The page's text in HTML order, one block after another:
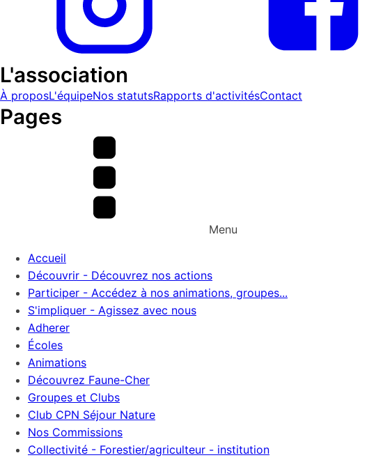
L'association
À proposL'équipeNos statutsRapports d'activitésContact
Pages
Menu
Accueil
Découvrir - Découvrez nos actions
Participer - Accédez à nos animations, groupes...
S'impliquer - Agissez avec nous
Adherer
Écoles
Animations
Découvrez Faune-Cher
Groupes et Clubs
Club CPN Séjour Nature
Nos Commissions
Collectivité - Forestier/agriculteur - institution